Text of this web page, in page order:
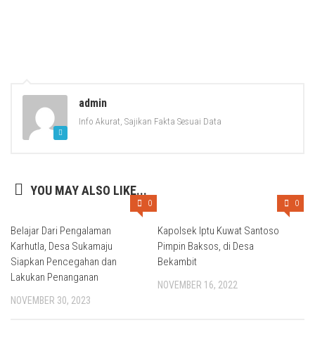
admin
Info Akurat, Sajikan Fakta Sesuai Data
YOU MAY ALSO LIKE...
0
Belajar Dari Pengalaman
Karhutla, Desa Sukamaju
Siapkan Pencegahan dan
Lakukan Penanganan
NOVEMBER 30, 2023
0
Kapolsek Iptu Kuwat Santoso
Pimpin Baksos, di Desa
Bekambit
NOVEMBER 16, 2022